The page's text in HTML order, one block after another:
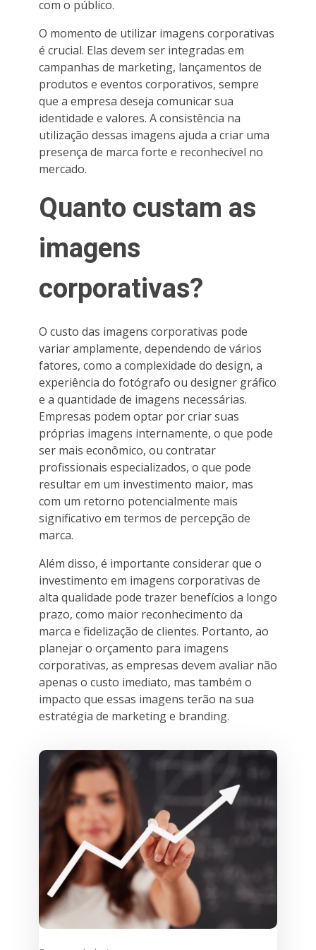
com o público.
O momento de utilizar imagens corporativas
é crucial. Elas devem ser integradas em
campanhas de marketing, lançamentos de
produtos e eventos corporativos, sempre
que a empresa deseja comunicar sua
identidade e valores. A consistência na
utilização dessas imagens ajuda a criar uma
presença de marca forte e reconhecível no
mercado.
Quanto custam as
imagens
corporativas?
O custo das imagens corporativas pode
variar amplamente, dependendo de vários
fatores, como a complexidade do design, a
experiência do fotógrafo ou designer gráfico
e a quantidade de imagens necessárias.
Empresas podem optar por criar suas
próprias imagens internamente, o que pode
ser mais econômico, ou contratar
profissionais especializados, o que pode
resultar em um investimento maior, mas
com um retorno potencialmente mais
significativo em termos de percepção de
marca.
Além disso, é importante considerar que o
investimento em imagens corporativas de
alta qualidade pode trazer benefícios a longo
prazo, como maior reconhecimento da
marca e fidelização de clientes. Portanto, ao
planejar o orçamento para imagens
corporativas, as empresas devem avaliar não
apenas o custo imediato, mas também o
impacto que essas imagens terão na sua
estratégia de marketing e branding.